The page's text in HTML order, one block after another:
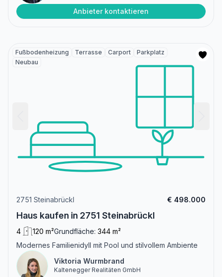
Anbieter kontaktieren
Fußbodenheizung Terrasse Carport
Parkplatz
Neubau
2751 Steinabrückl € 498.000
Haus kaufen in 2751 Steinabrückl
4 120 m²Grundfläche: 344 m²
Modernes Familienidyll mit Pool und stilvollem Ambiente
Viktoria Wurmbrand
Kaltenegger Realitäten GmbH